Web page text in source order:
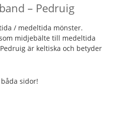
– Pedruig
/ medeltida mönster.
midjebälte till medeltida
är keltiska och betyder
sidor!